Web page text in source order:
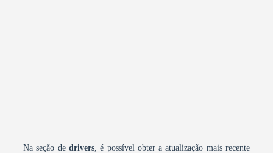
Na seção de drivers, é possível obter a atualização mais recente